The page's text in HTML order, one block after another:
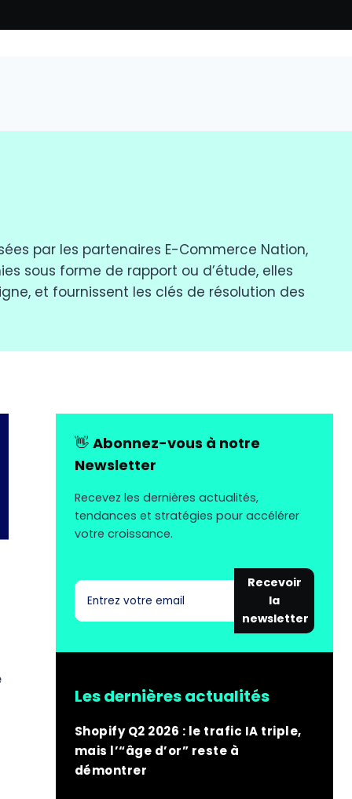
par les partenaires E-Commerce Nation,
sous forme de rapport ou d’étude, elles
et fournissent les clés de résolution des
👋 Abonnez-vous à notre
Newsletter
Recevez les dernières actualités,
tendances et stratégies pour accélérer
votre croissance.
Recevoir
la
newsletter
Les dernières actualités
Shopify Q2 2026 : le trafic IA triple,
mais l’“âge d’or” reste à
démontrer